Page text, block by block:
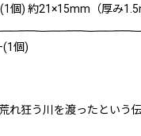
) 約21×15mm（厚み
(1個)
れ狂う川を渡ったという